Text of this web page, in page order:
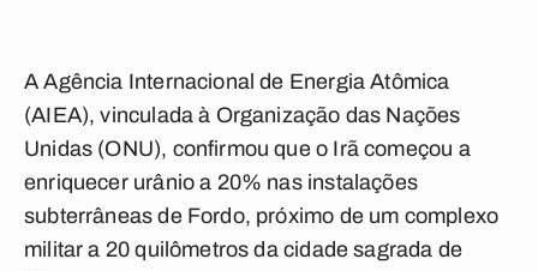
A Agência Internacional de Energia Atômica
(AIEA), vinculada à Organização das Nações
Unidas (ONU), confirmou que o Irã começou a
enriquecer urânio a 20% nas instalações
subterrâneas de Fordo, próximo de um complexo
militar a 20 quilômetros da cidade sagrada de